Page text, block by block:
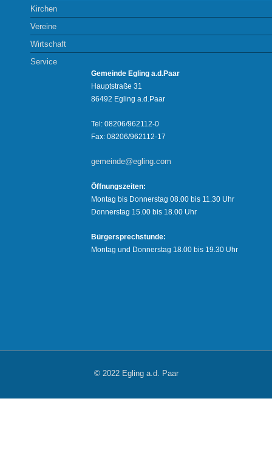
Kirchen
Vereine
Wirtschaft
Service
Gemeinde Egling a.d.Paar
Hauptstraße 31
86492 Egling a.d.Paar
Tel: 08206/962112-0
Fax: 08206/962112-17
gemeinde@egling.com
Öffnungszeiten:
Montag bis Donnerstag 08.00 bis 11.30 Uhr
Donnerstag 15.00 bis 18.00 Uhr
Bürgersprechstunde:
Montag und Donnerstag 18.00 bis 19.30 Uhr
© 2022 Egling a.d. Paar